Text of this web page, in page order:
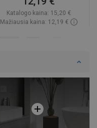
Katalogo kaina: 15,20 €
Mažiausia kaina: 12,19 €